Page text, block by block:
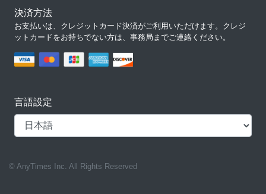
決済方法
お支払いは、クレジットカード決済がご利用いただけます。クレジ
ットカードをお持ちでない方は、事務局までご連絡ください。
言語設定
© AnyTimes Inc. All Rights Reserved